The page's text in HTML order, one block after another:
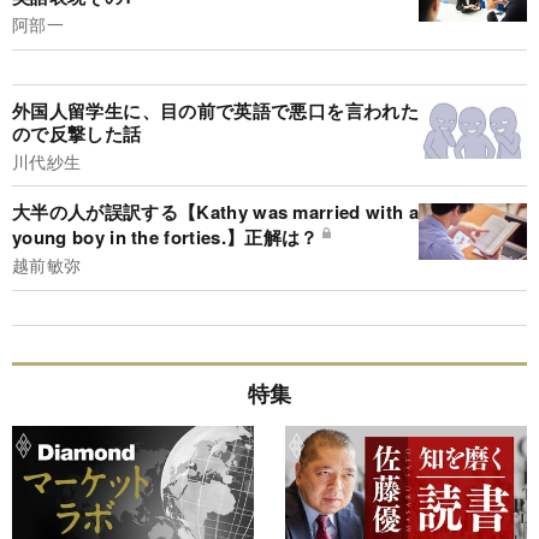
阿部一
外国人留学生に、目の前で英語で悪口を言われた
ので反撃した話
川代紗生
大半の人が誤訳する【Kathy was married with a
young boy in the forties.】正解は？
越前敏弥
特集